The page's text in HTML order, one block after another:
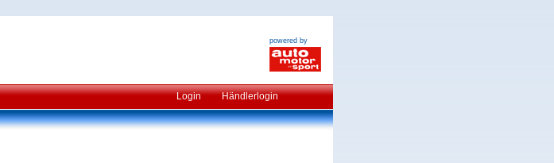
powered by
Login Händlerlogin